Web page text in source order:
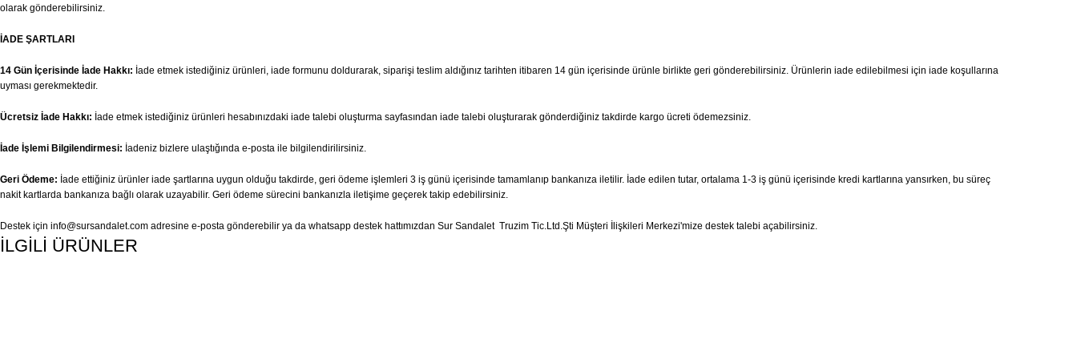
olarak gönderebilirsiniz.
İADE ŞARTLARI
14 Gün İçerisinde İade Hakkı: İade etmek istediğiniz ürünleri, iade formunu doldurarak, siparişi teslim aldığınız tarihten itibaren 14 gün içerisinde ürünle birlikte geri gönderebilirsiniz. Ürünlerin iade edilebilmesi için iade koşullarına
uyması gerekmektedir.
Ücretsiz İade Hakkı: İade etmek istediğiniz ürünleri hesabınızdaki iade talebi oluşturma sayfasından iade talebi oluşturarak gönderdiğiniz takdirde kargo ücreti ödemezsiniz.
İade İşlemi Bilgilendirmesi: İadeniz bizlere ulaştığında e-posta ile bilgilendirilirsiniz.
Geri Ödeme: İade ettiğiniz ürünler iade şartlarına uygun olduğu takdirde, geri ödeme işlemleri 3 iş günü içerisinde tamamlanıp bankanıza iletilir. İade edilen tutar, ortalama 1-3 iş günü içerisinde kredi kartlarına yansırken, bu süreç
nakit kartlarda bankanıza bağlı olarak uzayabilir. Geri ödeme sürecini bankanızla iletişime geçerek takip edebilirsiniz.
Destek için info@sursandalet.com adresine e-posta gönderebilir ya da whatsapp destek hattımızdan Sur Sandalet Truzim Tic.Ltd.Şti Müşteri İlişkileri Merkezi'mize destek talebi açabilirsiniz.
İLGİLİ ÜRÜNLER